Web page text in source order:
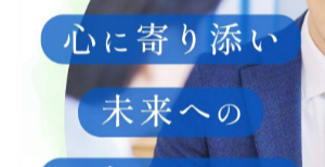
人間関係 健康 家族